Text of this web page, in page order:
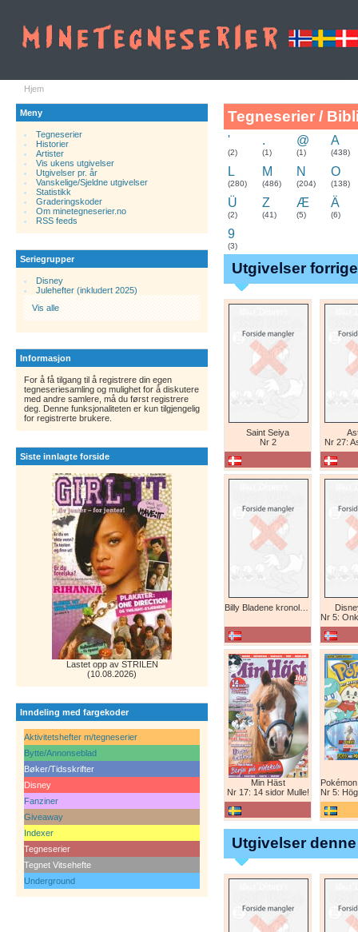
Hjem
Meny
Tegneserier
Historier.
Artister
Vis ukens utgivelser
Utgivelser pr. år
Vanskelige/Sjeldne utgivelser
Statistikk
Graderingskoder
Om minetegneserier.no
RSS feeds
Seriegrupper
Disney
Julehefter (inkludert 2025)
Vis alle
Informasjon
For å få tilgang til å registrere din egen
tegneseriesamling og mulighet for å diskutere
med andre samlere, må du først registrere
deg. Denne funksjonaliteten er kun tilgjengelig
for registrerte brukere.
Siste innlagte forside
Lastet opp av STRILEN
(10.08.2026)
Inndeling med fargekoder
Aktivitetshefter m/tegneserier
Bytte/Annonseblad
Bøker/Tidsskrifter
Disney
Fanziner
Giveaway
Indexer
Tegneserier
Tegnet Vitsehefte
Underground
Tegneserier /
'
(2)
.
(1)
@
(1)
A
(438)
L
(280)
M
(486)
N
(204)
O
(138)
Ü
(2)
Z
(41)
Æ
(5)
Ä
(6)
9
(3)
Utgivelser
Saint Seiya
Nr 2
Nr 27:
Nr 5: Onkel
Min Häst
Nr 17: 14 sidor Mulle!
Nr 5:
Utgivelser